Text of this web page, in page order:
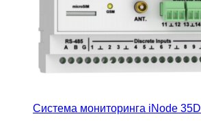
Система мониторинга iNode 35D